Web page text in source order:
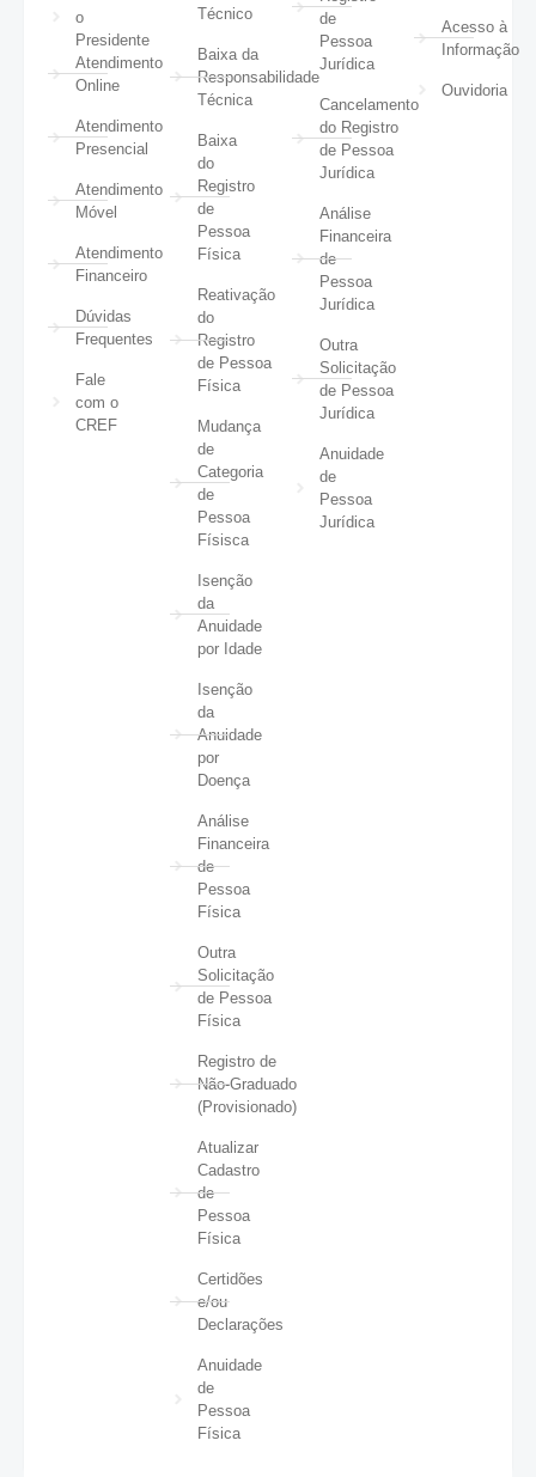
o
Presidente
Atendimento
Online
Atendimento
Presencial
Atendimento
Móvel
Atendimento
Financeiro
Dúvidas
Frequentes
Fale
com o
CREF
Técnico
Baixa da
Responsabilidade
Técnica
Baixa
do
Registro
de
Pessoa
Física
Reativação
do
Registro
de Pessoa
Física
Mudança
de
Categoria
de
Pessoa
Físisca
Isenção
da
Anuidade
por Idade
Isenção
da
Anuidade
por
Doença
Análise
Financeira
de
Pessoa
Física
Outra
Solicitação
de Pessoa
Física
Registro de
Não-Graduado
(Provisionado)
Atualizar
Cadastro
de
Pessoa
Física
Certidões
e/ou
Declarações
Anuidade
de
Pessoa
Física
de
Pessoa
Jurídica
Cancelamento
do Registro
de Pessoa
Jurídica
Análise
Financeira
de
Pessoa
Jurídica
Outra
Solicitação
de Pessoa
Jurídica
Anuidade
de
Pessoa
Jurídica
Acesso à
Informação
Ouvidoria